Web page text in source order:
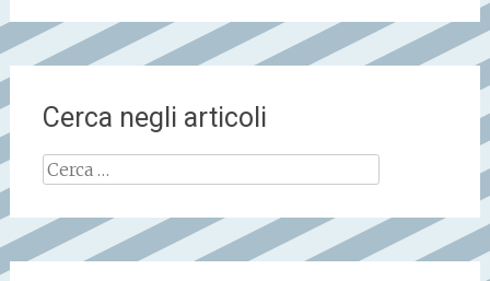
Cerca negli articoli
Ricerca